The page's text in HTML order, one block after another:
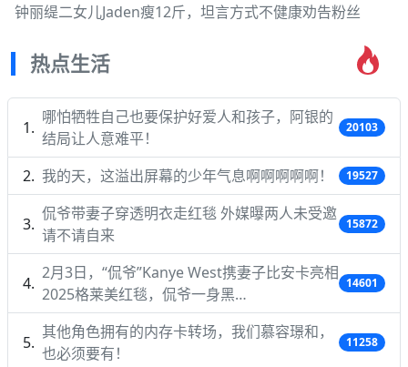
钟丽缇二女儿Jaden瘦12斤，坦言方式不健康劝告粉丝
热点生活
哪怕牺牲自己也要保护好爱人和孩子，阿银的
结局让人意难平！
20103
我的天，这溢出屏幕的少年气息啊啊啊啊啊！ 19527
侃爷带妻子穿透明衣走红毯 外媒曝两人未受邀
请不请自来
15872
2月3日，“侃爷”Kanye West携妻子比安卡亮相
2025格莱美红毯，侃爷一身黑…
14601
其他角色拥有的内存卡转场，我们慕容璟和，
也必须要有！
11258